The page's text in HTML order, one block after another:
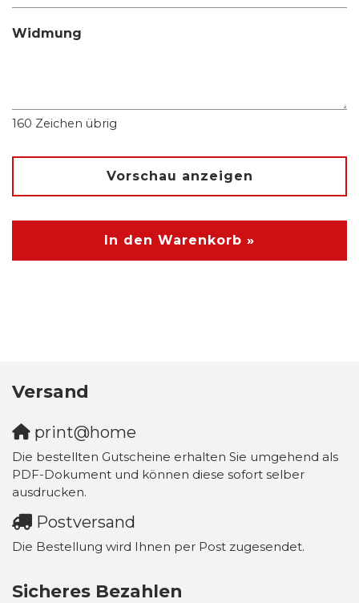
Widmung
160 Zeichen übrig
Vorschau anzeigen
In den Warenkorb »
Versand
print@home
Die bestellten Gutscheine erhalten Sie umgehend als
PDF-Dokument und können diese sofort selber
ausdrucken.
Postversand
Die Bestellung wird Ihnen per Post zugesendet.
Sicheres Bezahlen